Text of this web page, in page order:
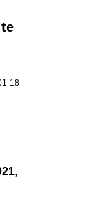
18
,